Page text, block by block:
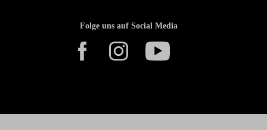
Folge uns auf Social Media